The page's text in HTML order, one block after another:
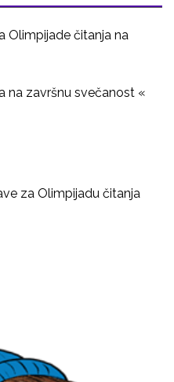
Olimpijade čitanja na
na završnu svečanost «
za Olimpijadu čitanja